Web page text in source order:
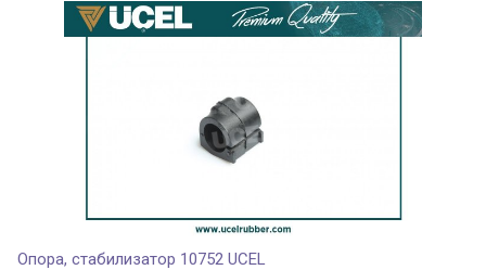
Опора, стабилизатор 10752 UCEL